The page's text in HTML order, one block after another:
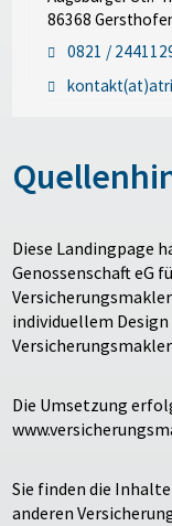
86368
0821 /
Diese Landingpage
Genossenschaft eG
individuellem
Die Umsetzung
Sie finden die
anderen